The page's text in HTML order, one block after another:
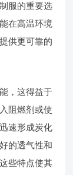
服的重要选
在高温环境
供更可靠的
，这得益于
阻燃剂或使
速形成炭化
的透气性和
些特点使其